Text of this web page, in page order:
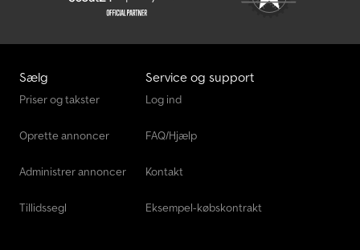
Sælg
Priser og takster
Oprette annoncer
Administrer annoncer
Tillidssegl
Service og support
Log ind
FAQ/Hjælp
Kontakt
Eksempel-købskontrakt